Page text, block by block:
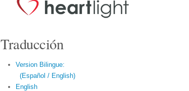
Traducción
Version Bilingue:
(Español / English)
English